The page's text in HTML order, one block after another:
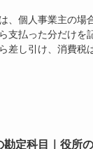
、個人事業主の
支払った分だけを
差し引け、消費税
定科目｜役所